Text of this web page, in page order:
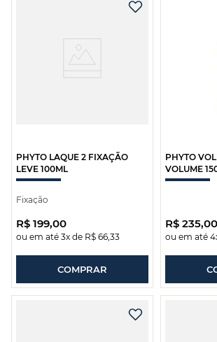
PHYTO LAQUE 2 FIXAÇÃO
LEVE 100ML
Fixação
R$ 199,00
ou em até 3x de R$ 66,33
COMPRAR
PHYTO
VOLUME
R$ 235,00
ou em até 4